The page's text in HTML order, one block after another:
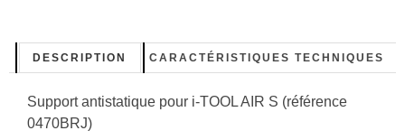
DESCRIPTION CARACTÉRISTIQUES TECHNIQUES
Support antistatique pour i-TOOL AIR S (référence
0470BRJ)